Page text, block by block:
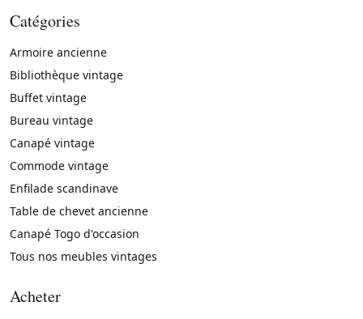
Catégories
Armoire ancienne
Bibliothèque vintage
Buffet vintage
Bureau vintage
Canapé vintage
Commode vintage
Enfilade scandinave
Table de chevet ancienne
Canapé Togo d'occasion
Tous nos meubles vintages
Acheter